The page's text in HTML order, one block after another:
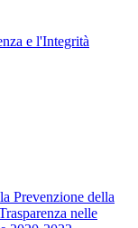
e l'Integrità
Prevenzione della
nelle